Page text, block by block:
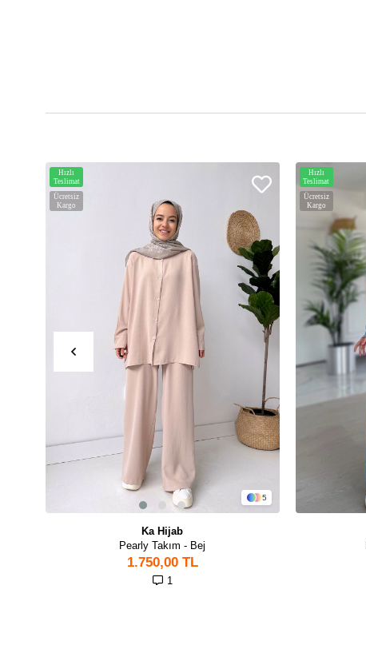
5
Ka Hijab
Pearly Takım - Bej
1
1.750,00 TL
Ücretsiz
Kargo
Hızlı
Teslimat
Ücretsiz
Kargo
Hızlı
Teslimat